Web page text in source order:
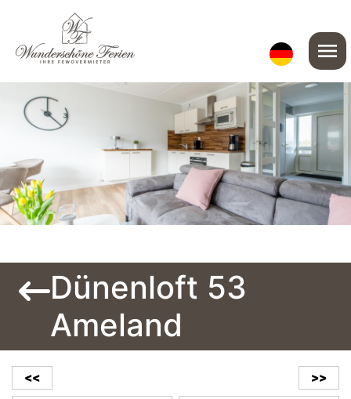
menu
Dünenloft 53
Ameland
>>
<<